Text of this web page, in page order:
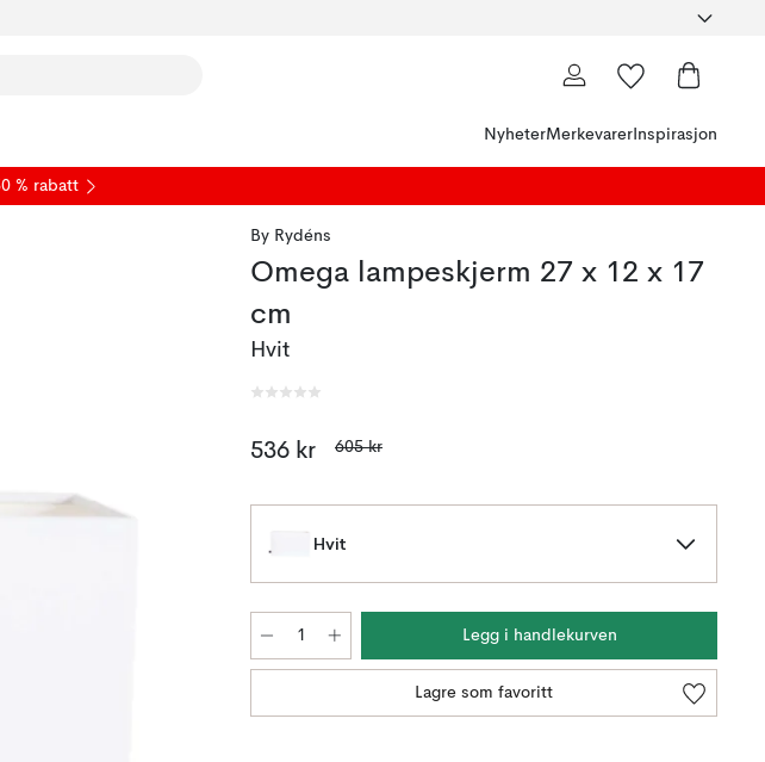
NyheterMerkevarer Inspirasjon
% rabatt
By Rydéns
Omega lampeskjerm 27 x 12 x 17
cm
Hvit
536 kr 605 kr
Hvit
Legg i handlekurven
Lagre som favoritt